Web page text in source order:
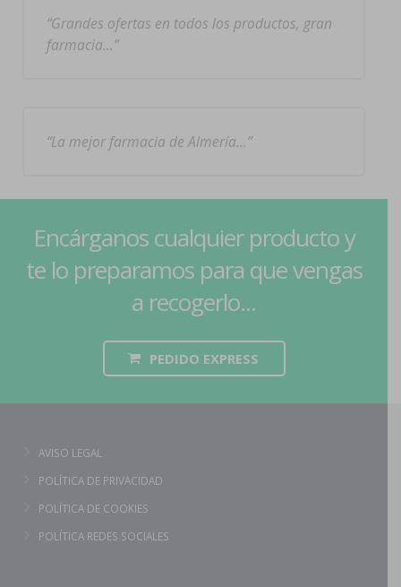
Grandes ofertas en todos los productos, gran
farmacia…
La mejor farmacia de Almería…
Encárganos cualquier producto y
te lo preparamos para que vengas
a recogerlo...
PEDIDO EXPRESS
AVISO LEGAL
POLÍTICA DE PRIVACIDAD
POLÍTICA DE COOKIES
POLÍTICA REDES SOCIALES